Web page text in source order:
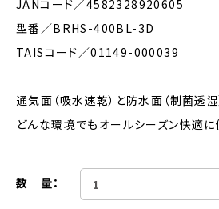
JANコード／4582328920605
型番／BRHS-400BL-3D
TAISコード／01149-000039
通気面（吸水速乾）と防水面（制菌透
どんな環境でもオールシーズン快適に
数 量：